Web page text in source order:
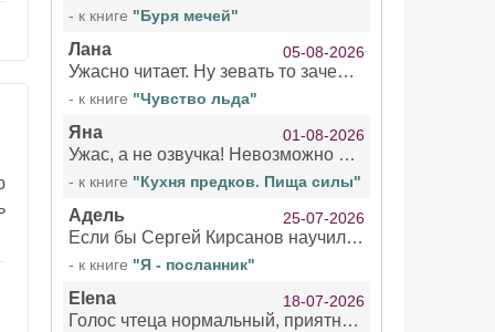
- к книге "Буря мечей"
Лана 05-08-2026
Ужасно читает. Ну зевать то зачем. Уже не говорю, что ударения ставит, как хочет.
- к книге "Чувство льда"
Яна 01-08-2026
Ужас, а не озвучка! Невозможно вникать в смысл текста из за кривляний чтеца
- к книге "Кухня предков. Пища силы"
Адель 25-07-2026
Если бы Сергей Кирсанов научился не сглатывать каждые 1-2 минуты слюну, так что слышно в микрофоне и, что вызывает отвращение, то мелжно было бы слушать.
- к книге "Я - посланник"
Elena 18-07-2026
Голос чтеца нормальный, приятный тембр. Мне очень понравилось озвучивание рассказа. Очень странный отзыв Надежды. Может у неё что-то с нервами?